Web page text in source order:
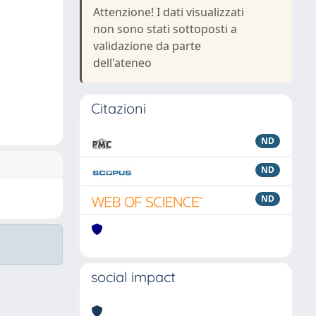
Attenzione! I dati visualizzati
non sono stati sottoposti a
validazione da parte
dell'ateneo
Citazioni
ND
ND
ND
social impact